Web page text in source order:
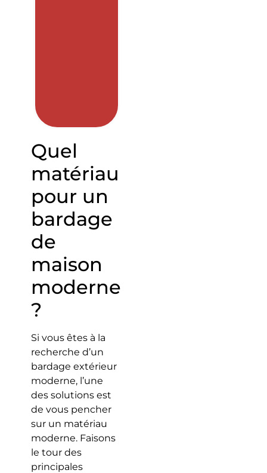
Quel
matériau
pour un
bardage
de
maison
moderne
?
Si vous êtes à la
recherche d’un
bardage extérieur
moderne, l’une
des solutions est
de vous pencher
sur un matériau
moderne. Faisons
le tour des
principales